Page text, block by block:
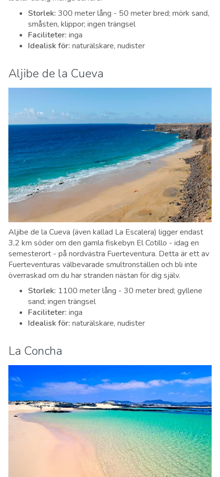
Storlek: 300 meter lång - 50 meter bred; mörk sand,
småsten, klippor; ingen trängsel
Faciliteter: inga
Idealisk för: naturälskare, nudister
Aljibe de la Cueva
Aljibe de la Cueva (även kallad La Escalera) ligger endast
3,2 km söder om den gamla fiskebyn El Cotillo - idag en
semesterort - på nordvästra Fuerteventura. Detta är ett av
Fuerteventuras välbevarade smultronställen och bli inte
överraskad om du har stranden nästan för dig själv.
Storlek: 1100 meter lång - 30 meter bred; gyllene
sand; ingen trängsel
Faciliteter: inga
Idealisk för: naturälskare, nudister
La Concha